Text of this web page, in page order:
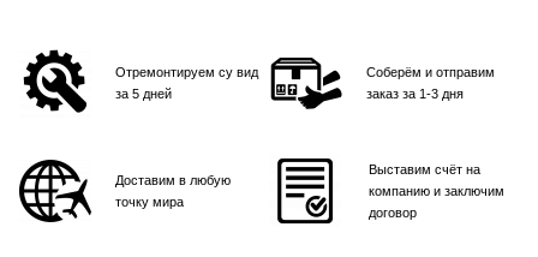
Отремонтируем су вид
за 5 дней
Соберём и отправим
заказ за 1-3 дня
Доставим в любую
точку мира
Выставим счёт на
компанию и заключим
договор